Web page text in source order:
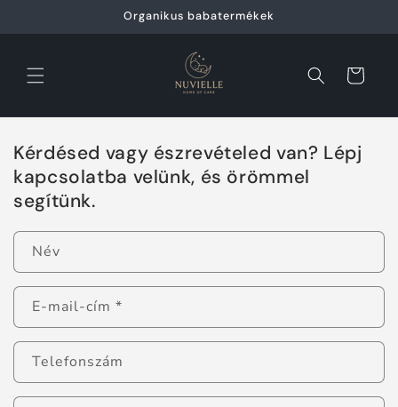
Organikus babatermékek
Kosár
Kérdésed vagy észrevételed van? Lépj
kapcsolatba velünk, és örömmel
segítünk.
Név
E-mail-cím *
Telefonszám